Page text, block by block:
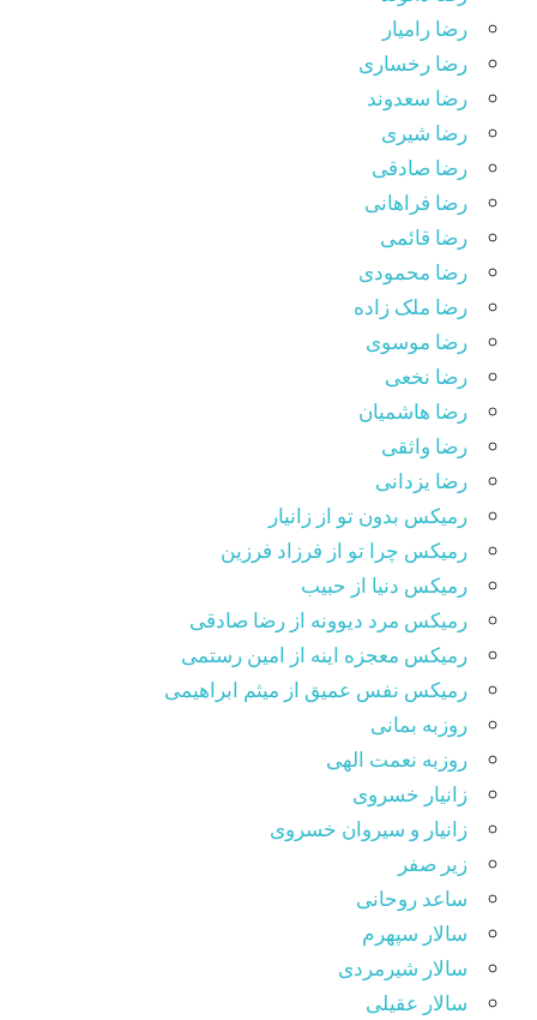
رضا رامیار
رضا رخساری
رضا سعدوند
رضا شیری
رضا صادقی
رضا فراهانی
رضا قائمی
رضا محمودی
رضا ملک زاده
رضا موسوی
رضا نخعی
رضا هاشمیان
رضا واثقی
رضا یزدانی
رمیکس بدون تو از زانیار
رمیکس چرا تو از فرزاد فرزین
رمیکس دنیا از حبیب
رمیکس مرد دیوونه از رضا صادقی
رمیکس معجزه اینه از امین رستمی
رمیکس نفس عمیق از میثم ابراهیمی
روزبه بمانی
روزبه نعمت الهی
زانیار خسروی
زانیار و سیروان خسروی
زیر صفر
ساعد روحانی
سالار سپهرم
سالار شیرمردی
سالار عقیلی